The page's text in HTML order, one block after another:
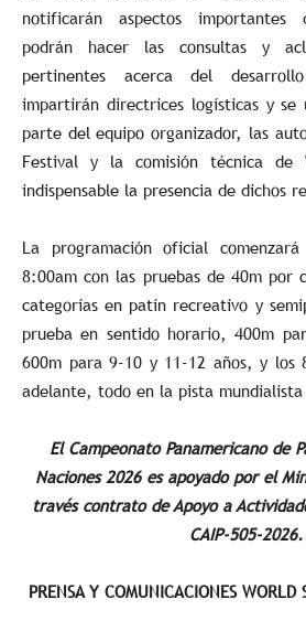
notificarán aspectos
podrán hacer las consultas y
pertinentes acerca del
impartirán directrices logísticas y se
parte del equipo organizador, las
Festival y la comisión técnica
indispensable la presencia de dichos
La programación oficial
8:00am con las pruebas de 40m por
categorías en patín recreativo y
prueba en sentido horario, 400m
600m para 9-10 y 11-12 años, y los
adelante, todo en la pista mundialista
El Campeonato Panamericano de
Naciones 2026 es apoyado por el
través contrato de Apoyo a
CAIP-505-2026.
PRENSA Y COMUNICACIONES WORLD